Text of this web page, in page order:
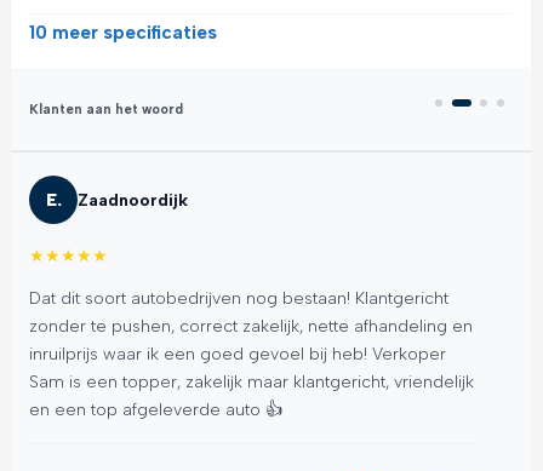
10 meer specificaties
Klanten aan het woord
E. Zaadnoordijk
★★★★★
Dat dit soort autobedrijven nog bestaan! Klantgericht
zonder te pushen, correct zakelijk, nette afhandeling en
inruilprijs waar ik een goed gevoel bij heb! Verkoper
Sam is een topper, zakelijk maar klantgericht, vriendelijk
en een top afgeleverde auto 👍